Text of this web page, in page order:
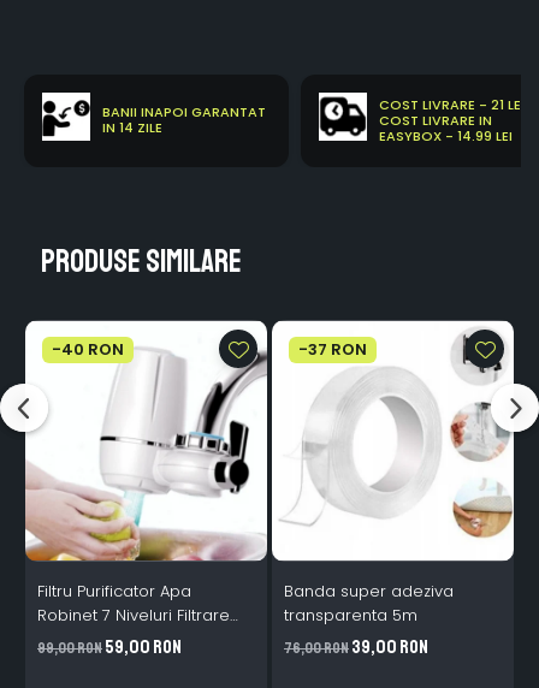
BANII INAPOI GARANTAT
IN 14 ZILE
COST LIVRARE - 21 LEI
COST LIVRARE IN
EASYBOX - 14.99 LEI
Produse similare
-40 RON
Filtru Purificator Apa
Robinet 7 Niveluri Filtrare
Ceramice 2L/min
99,00 RON59,00 RON
-37 RON
Banda super adeziva
transparenta 5m
76,00 RON39,00 RON